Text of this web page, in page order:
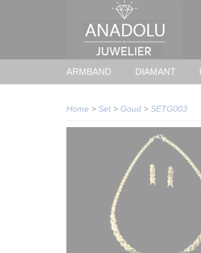
ARMBAND DIAMANT
Home > Set > Goud > SETG003